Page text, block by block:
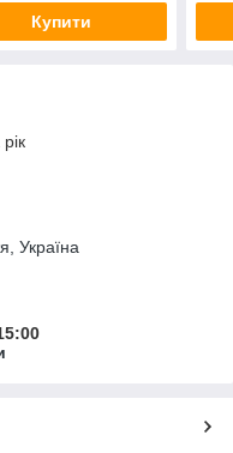
Купити
Україна